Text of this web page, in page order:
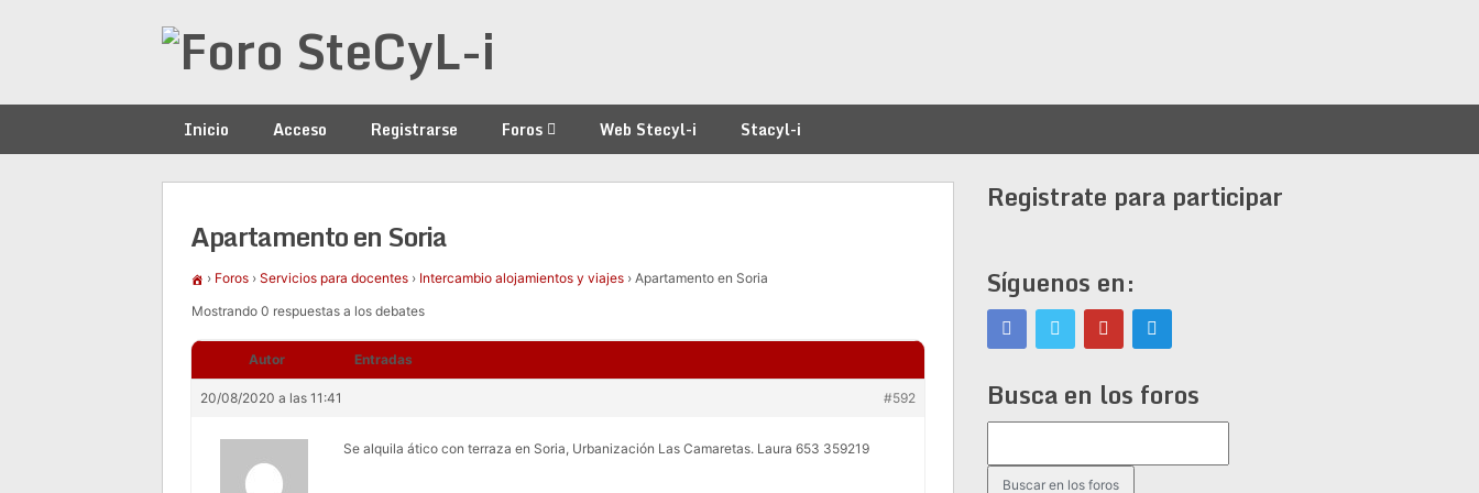
Inicio Acceso Registrarse Foros Web Stecyl-i Stacyl-i
Apartamento en Soria
› Foros › Servicios para docentes › Intercambio alojamientos y viajes › Apartamento en Soria
Mostrando 0 respuestas a los debates
Autor Entradas
20/08/2020 a las 11:41 #592
Se alquila ático con terraza en Soria, Urbanización Las Camaretas. Laura 653 359219
Registrate para participar
Síguenos en:
Busca en los foros